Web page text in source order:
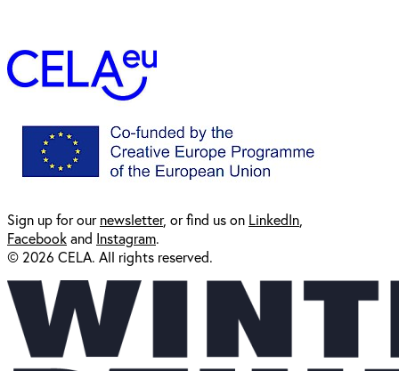
Sign up for ournewsletter, or find us on LinkedIn
Facebookand Instagram.
© 2026 CELA. All rights reserved.